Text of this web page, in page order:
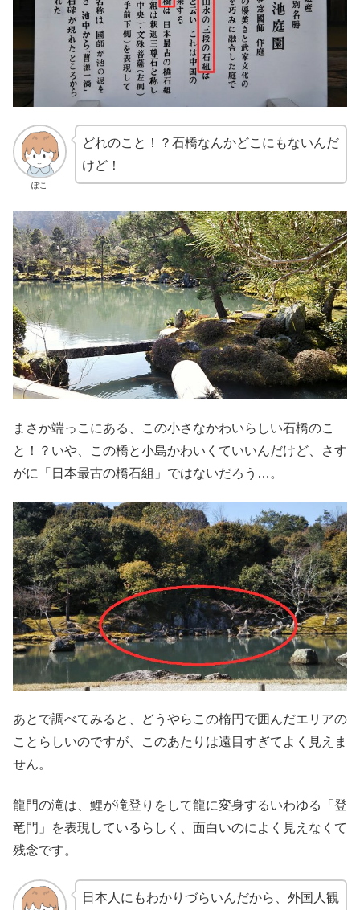
ぽこ
どれのこと！？石橋なんかどこにもないんだ
けど！
まさか端っこにある、この小さなかわいらしい石橋のこ
と！？いや、この橋と小島かわいくていいんだけど、さす
がに「日本最古の橋石組」ではないだろう…。
あとで調べてみると、どうやらこの楕円で囲んだエリアの
ことらしいのですが、このあたりは遠目すぎてよく見えま
せん。
龍門の滝は、鯉が滝登りをして龍に変身するいわゆる「登
竜門」を表現しているらしく、面白いのによく見えなくて
残念です。
日本人にもわかりづらいんだから、外国人観